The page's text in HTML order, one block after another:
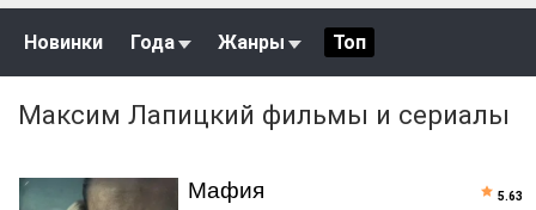
Новинки Года Жанры Топ
Максим Лапицкий фильмы и сериалы
Мафия 5.63